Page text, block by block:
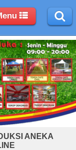
ANEKA